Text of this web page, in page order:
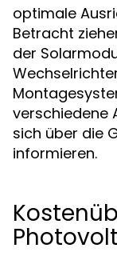
optimale
Betracht
der
verschiedene
sich über die
informieren.